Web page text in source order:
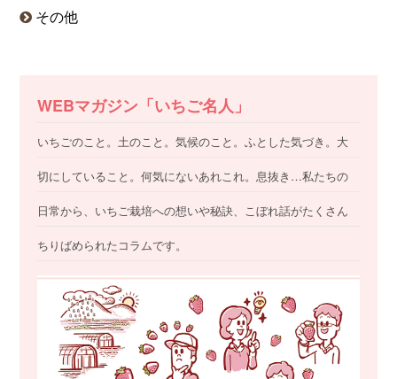
その他
WEBマガジン「いちご名人」
いちごのこと。土のこと。気候のこと。ふとした気づき。大
切にしていること。何気にないあれこれ。息抜き…私たちの
日常から、いちご栽培への想いや秘訣、こぼれ話がたくさん
ちりばめられたコラムです。